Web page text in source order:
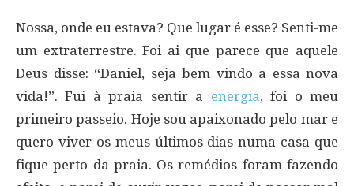
Nossa, onde eu estava? Que lugar é esse? Senti-me
um extraterrestre. Foi ai que parece que aquele
Deus disse: “Daniel, seja bem vindo a essa nova
vida!”. Fui à praia sentir a energia, foi o meu
primeiro passeio. Hoje sou apaixonado pelo mar e
quero viver os meus últimos dias numa casa que
fique perto da praia. Os remédios foram fazendo